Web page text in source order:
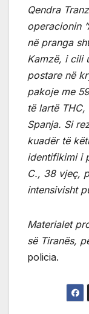
Qendra
operacionin
në pranga
Kamzë, i cili
postare në
pakoje me
të lartë
Spanja. Si
kuadër të
identifikimi i
C., 38 vjeç,
intensivisht
Materialet
së Tiranës,
policia.